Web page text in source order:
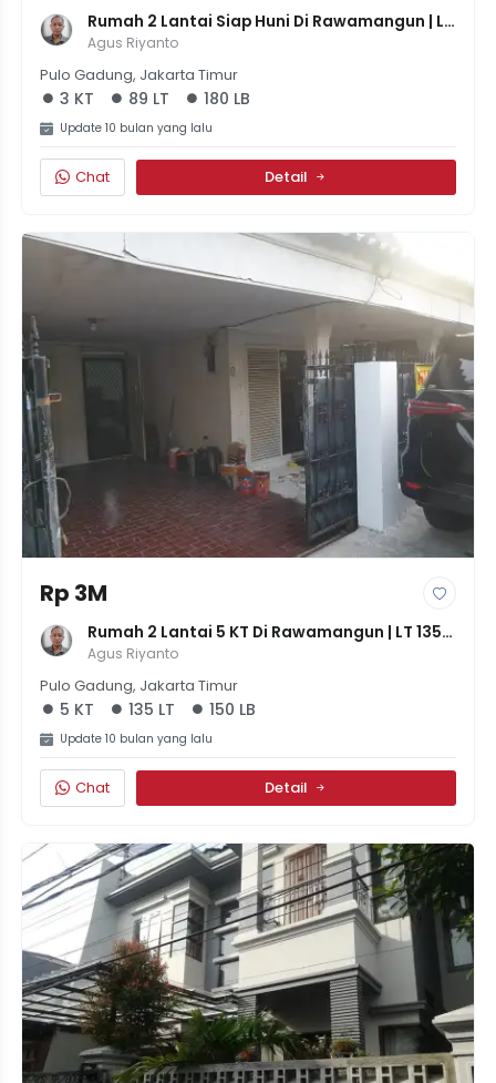
Rumah 2 Lantai Siap Huni Di Rawamangun | LB
180m² Di LT 89m² | 3+3 KT | SHM | 2.75M
Agus Riyanto
Pulo Gadung, Jakarta Timur
3 KT 89 LT 180 LB
Update 10 bulan yang lalu
Chat Detail
Rp 3M
Rumah 2 Lantai 5 KT Di Rawamangun | LT 135 /
LB 150 | SHM | Harga 3M Nego
Agus Riyanto
Pulo Gadung, Jakarta Timur
5 KT 135 LT 150 LB
Update 10 bulan yang lalu
Chat Detail